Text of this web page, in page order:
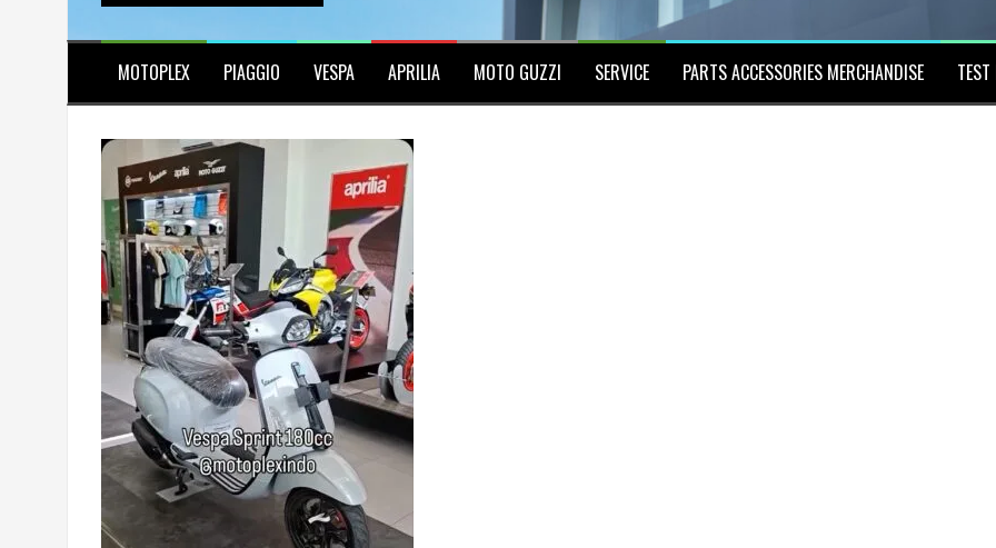
MOTOPLEX PIAGGIO VESPA APRILIA MOTO GUZZI SERVICE PARTS ACCESSORIES MERCHANDISE